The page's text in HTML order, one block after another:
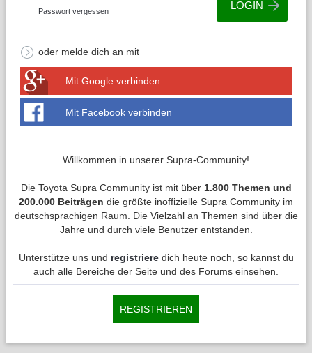
Passwort vergessen
oder melde dich an mit
Mit Google verbinden
Mit Facebook verbinden
Willkommen in unserer Supra-Community!
Die Toyota Supra Community ist mit über 1.800 Themen und
200.000 Beiträgen die größte inoffizielle Supra Community im
deutschsprachigen Raum. Die Vielzahl an Themen sind über die
Jahre und durch viele Benutzer entstanden.
Unterstütze uns und registrieredich heute noch, so kannst du
auch alle Bereiche der Seite und des Forums einsehen.
REGISTRIEREN